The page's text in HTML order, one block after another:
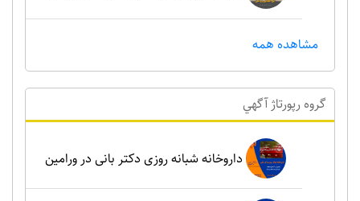
مشاهده همه
گروه رپورتاژ آگهي
داروخانه شبانه روزی دکتر بانی در ورامین